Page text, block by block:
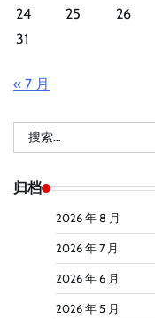
24
25 26
31
« 7 月
索：
归档
2026 年 8 月
2026 年 7 月
2026 年 6 月
2026 年 5 月